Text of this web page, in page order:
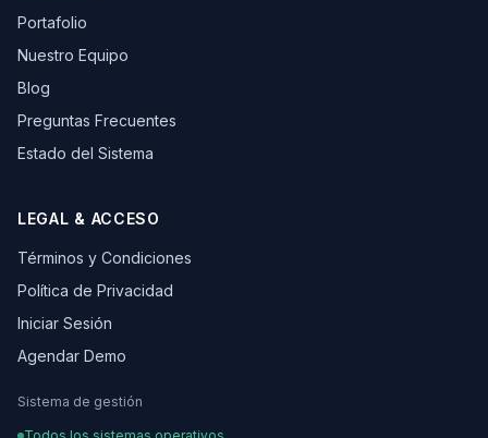
Portafolio
Nuestro Equipo
Blog
Preguntas Frecuentes
Estado del Sistema
LEGAL & ACCESO
Términos y Condiciones
Política de Privacidad
Iniciar Sesión
Agendar Demo
Sistema de gestión